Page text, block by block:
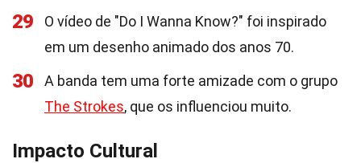
29
O vídeo de "Do I Wanna Know?" foi inspirado
em um desenho animado dos anos 70.
30
A banda tem uma forte amizade com o grupo
The Strokes, que os influenciou muito.
Impacto Cultural